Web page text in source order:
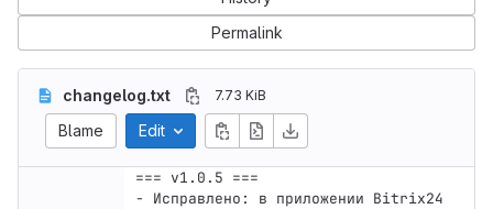
Permalink
changelog.txt 7.73 KiB
Blame Edit
=== v1.0.5 ===
- Исправлено: в приложении Bitrix24